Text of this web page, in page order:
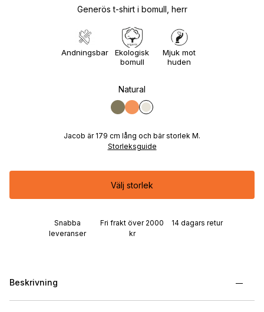
Generös t-shirt i bomull, herr
Andningsbar
Ekologisk
bomull
Mjuk mot
huden
Natural
Jacob är 179 cm lång och bär storlek M.
Storleksguide
Välj storlek
Snabba
leveranser
Fri frakt över 2000
kr
14 dagars retur
Beskrivning